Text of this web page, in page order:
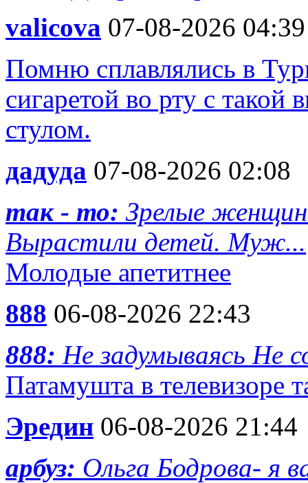
valicova 07-08-2026 04:39
Помню сплавлялись в
сигаретой во рту с
стулом.
дадуда 07-08-2026 02:08
так - то: Зрелые
Вырастили детей. Муж...
Молодые апетитнее
888 06-08-2026 22:43
888: Не задумываясь Не
Патамушта в телевизоре
Эредин 06-08-2026 21:44
арбуз: Ольга Бодрова- я